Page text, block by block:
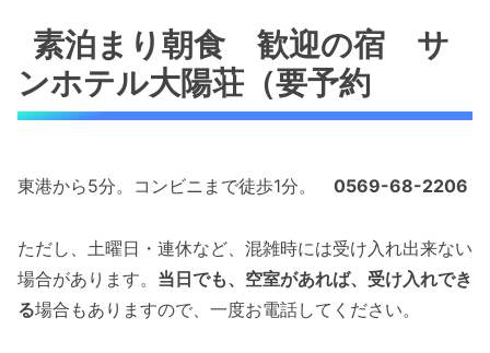
素泊まり朝食 歓迎の宿 サ
ンホテル大陽荘（要予約
東港から5分。コンビニまで徒歩1分。 0569-68-2206
ただし、土曜日・連休など、混雑時には受け入れ出来ない
場合があります。 当日でも、空室があれば、受け入れでき
る場合もありますので、一度お電話してください。